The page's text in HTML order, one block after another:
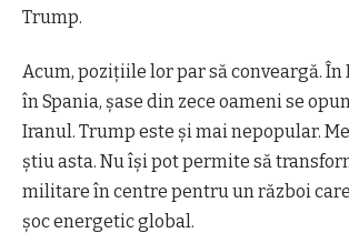
Trump.
Acum, pozițiile lor par săconveargă. În
în Spania, șase din zece oameni se
Iranul. Trump este și mai nepopular.
știu asta. Nu își pot permite să
militare în centre pentru un război
șoc energetic global.